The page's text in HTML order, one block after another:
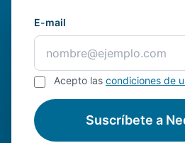
E-mail
Acepto las condiciones de
Suscríbete a